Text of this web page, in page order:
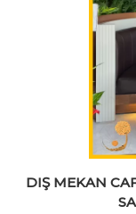
DIŞ MEKAN